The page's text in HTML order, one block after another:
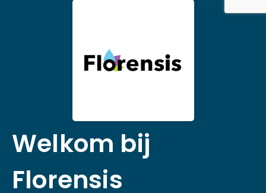
Welkom bij
Florensis